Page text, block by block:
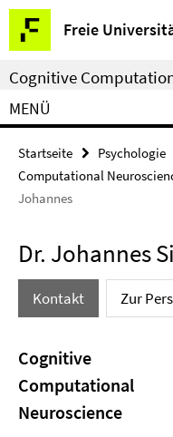
Springe
direkt
zu
Inhalt
Freie
Service-
Navigation
Cognitive
MENÜ
Startseite Psychologie
Computational
Johannes
Dr. Johannes
Kontakt Zur
Cognitive
Computational
Neuroscience